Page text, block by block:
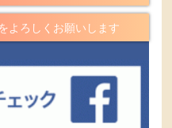
よろしくお願いします